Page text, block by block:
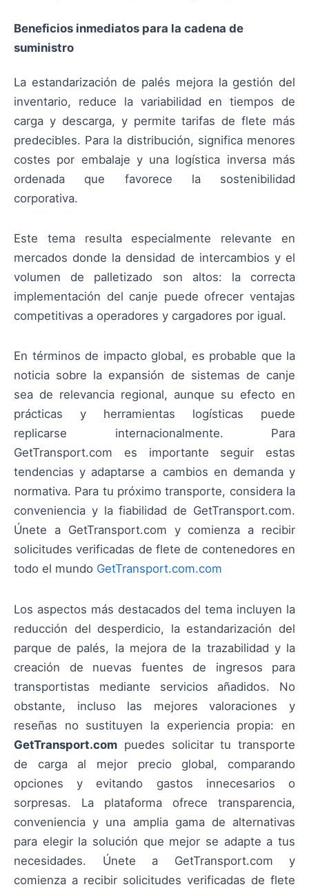
Beneficios inmediatos para la cadena de
suministro
La estandarización de palés mejora la gestión del
inventario, reduce la variabilidad en tiempos de
carga y descarga, y permite tarifas de flete más
predecibles. Para la distribución, significa menores
costes por embalaje y una logística inversa más
ordenada que favorece la sostenibilidad
corporativa.
Este tema resulta especialmente relevante en
mercados donde la densidad de intercambios y el
volumen de palletizado son altos: la correcta
implementación del canje puede ofrecer ventajas
competitivas a operadores y cargadores por igual.
En términos de impacto global, es probable que la
noticia sobre la expansión de sistemas de canje
sea de relevancia regional, aunque su efecto en
prácticas y herramientas logísticas puede
replicarse internacionalmente. Para
GetTransport.com es importante seguir estas
tendencias y adaptarse a cambios en demanda y
normativa. Para tu próximo transporte, considera la
conveniencia y la fiabilidad de GetTransport.com.
Únete a GetTransport.com y comienza a recibir
solicitudes verificadas de flete de contenedores en
todo el mundo GetTransport.com.com
Los aspectos más destacados del tema incluyen la
reducción del desperdicio, la estandarización del
parque de palés, la mejora de la trazabilidad y la
creación de nuevas fuentes de ingresos para
transportistas mediante servicios añadidos. No
obstante, incluso las mejores valoraciones y
reseñas no sustituyen la experiencia propia: en
GetTransport.com puedes solicitar tu transporte
de carga al mejor precio global, comparando
opciones y evitando gastos innecesarios o
sorpresas. La plataforma ofrece transparencia,
conveniencia y una amplia gama de alternativas
para elegir la solución que mejor se adapte a tus
necesidades. Únete a GetTransport.com y
comienza a recibir solicitudes verificadas de flete